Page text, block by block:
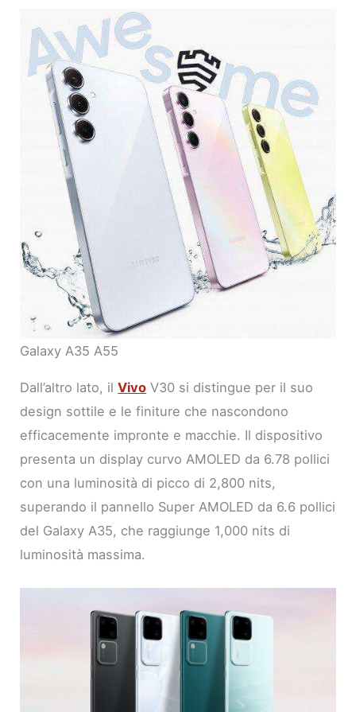
Galaxy A35 A55
Dall’altro lato, ilVivo V30 si distingue per il suo
design sottile e le finiture che nascondono
efficacemente impronte e macchie. Il dispositivo
presenta un display curvo AMOLED da 6.78 pollici
con una luminosità di picco di 2,800 nits,
superando il pannello Super AMOLED da 6.6 pollici
del Galaxy A35, che raggiunge 1,000 nits di
luminosità massima.